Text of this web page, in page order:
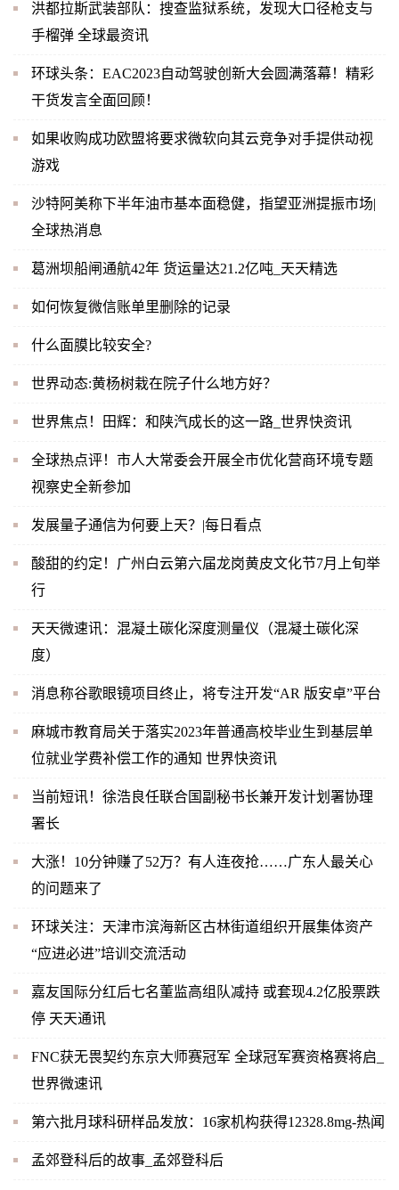
洪都拉斯武装部队：搜查监狱系统，发现大口径枪支与
手榴弹 全球最资讯
环球头条：EAC2023自动驾驶创新大会圆满落幕！精彩
干货发言全面回顾！
如果收购成功欧盟将要求微软向其云竞争对手提供动视
游戏
沙特阿美称下半年油市基本面稳健，指望亚洲提振市场|
全球热消息
葛洲坝船闸通航42年 货运量达21.2亿吨_天天精选
如何恢复微信账单里删除的记录
什么面膜比较安全?
世界动态:黄杨树栽在院子什么地方好？
世界焦点！田辉：和陕汽成长的这一路_世界快资讯
全球热点评！市人大常委会开展全市优化营商环境专题
视察史全新参加
发展量子通信为何要上天？|每日看点
酸甜的约定！广州白云第六届龙岗黄皮文化节7月上旬举
行
天天微速讯：混凝土碳化深度测量仪（混凝土碳化深
度）
消息称谷歌眼镜项目终止，将专注开发“AR 版安卓”平台
麻城市教育局关于落实2023年普通高校毕业生到基层单
位就业学费补偿工作的通知 世界快资讯
当前短讯！徐浩良任联合国副秘书长兼开发计划署协理
署长
大涨！10分钟赚了52万？有人连夜抢……广东人最关心
的问题来了
环球关注：天津市滨海新区古林街道组织开展集体资产
“应进必进”培训交流活动
嘉友国际分红后七名董监高组队减持 或套现4.2亿股票跌
停 天天通讯
FNC获无畏契约东京大师赛冠军 全球冠军赛资格赛将启_
世界微速讯
第六批月球科研样品发放：16家机构获得12328.8mg-热闻
孟郊登科后的故事_孟郊登科后